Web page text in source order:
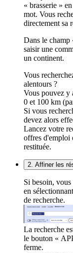
« brasserie »
mot. Vous
directement sa
Dans le champ
saisir une
un continent.
Vous
alentours ?
Vous pouvez y
0 et 100 km
Si vous
devez alors
Lancez votre
offres d'emploi
restituée.
2. Affiner les
Si besoin,
en
de recherche.
La recherche
le bouton «
ferme.